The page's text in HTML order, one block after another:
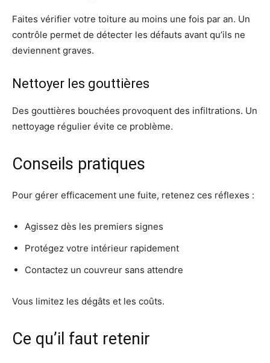
Faites vérifier votre toiture au moins une fois par an. Un
contrôle permet de détecter les défauts avant qu’ils ne
deviennent graves.
Nettoyer les gouttières
Des gouttières bouchées provoquent des infiltrations. Un
nettoyage régulier évite ce problème.
Conseils pratiques
Pour gérer efficacement une fuite, retenez ces réflexes :
Agissez dès les premiers signes
Protégez votre intérieur rapidement
Contactez un couvreur sans attendre
Vous limitez les dégâts et les coûts.
Ce qu’il faut retenir